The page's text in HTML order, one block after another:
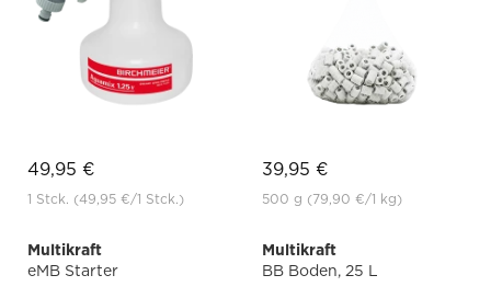
49,95 €
1 Stck. (49,95 €/1 Stck.)
39,95 €
500 g (79,90 €/1 kg)
Multikraft
eMB Starter
Multikraft
BB Boden, 25 L